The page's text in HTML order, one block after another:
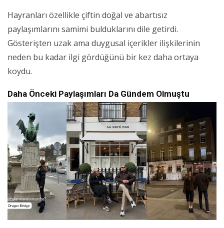
Hayranları özellikle çiftin doğal ve abartısız
paylaşımlarını samimi bulduklarını dile getirdi.
Gösterişten uzak ama duygusal içerikler ilişkilerinin
neden bu kadar ilgi gördüğünü bir kez daha ortaya
koydu.
Daha Önceki Paylaşımları Da Gündem Olmuştu